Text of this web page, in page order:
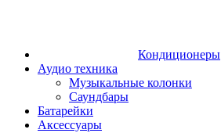
Кондиционеры
Аудио техника
Музыкальные колонки
Саундбары
Батарейки
Аксессуары